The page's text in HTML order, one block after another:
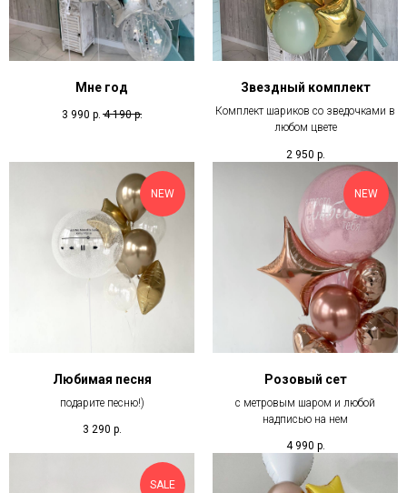
Мне год
3 990 р. 4 190 р.
Звездный комплект
Комплект шариков со зведочками в
любом цвете
2 950 р.
NEW
Любимая песня
подарите песню!)
3 290 р.
NEW
Розовый сет
с метровым шаром и любой
надписью на нем
4 990 р.
SALE